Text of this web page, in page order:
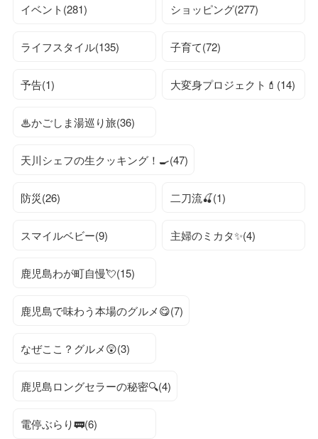
イベント(281) ショッピング(277)
ライフスタイル(135) 子育て(72)
予告(1) 大変身プロジェクト💄(14)
♨かごしま湯巡り旅(36)
天川シェフの生クッキング！🍳(47)
防災(26) 二刀流🍒(1)
スマイルベビー(9) 主婦のミカタ✨(4)
鹿児島わが町自慢💘(15)
鹿児島で味わう本場のグルメ😋(7)
なぜここ？グルメ😲(3)
鹿児島ロングセラーの秘密🔍(4)
電停ぶらり🚃(6)